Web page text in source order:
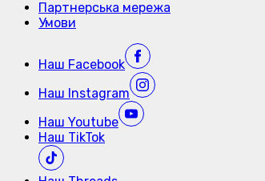
Партнерська мережа
Умови
Наш Facebook
Наш Instagram
Наш Youtube
Наш TikTok